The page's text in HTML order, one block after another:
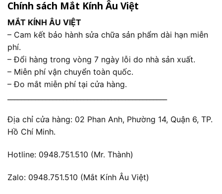
Chính sách Mắt Kính Âu Việt
MẮT KÍNH ÂU VIỆT
– Cam kết bảo hành sửa chữa sản phẩm dài hạn miễn
phí.
– Đổi hàng trong vòng 7 ngày lỗi do nhà sản xuất.
– Miễn phí vận chuyển toàn quốc.
– Đo mắt miễn phí tại cửa hàng.
Địa chỉ cửa hàng: 02 Phan Anh, Phường 14, Quận 6, TP.
Hồ Chí Minh.
Hotline: 0948.751.510 (Mr. Thành)
Zalo: 0948.751.510 (Mắt Kính Âu Việt)